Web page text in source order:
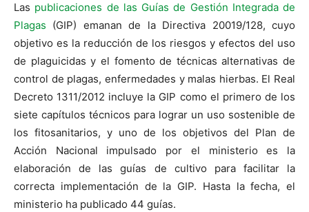
Las publicaciones de las Guías de Gestión Integrada de
Plagas (GIP) emanan de la Directiva 20019/128, cuyo
objetivo es la reducción de los riesgos y efectos del uso
de plaguicidas y el fomento de técnicas alternativas de
control de plagas, enfermedades y malas hierbas. El Real
Decreto 1311/2012 incluye la GIP como el primero de los
siete capítulos técnicos para lograr un uso sostenible de
los fitosanitarios, y uno de los objetivos del Plan de
Acción Nacional impulsado por el ministerio es la
elaboración de las guías de cultivo para facilitar la
correcta implementación de la GIP. Hasta la fecha, el
ministerio ha publicado 44 guías.